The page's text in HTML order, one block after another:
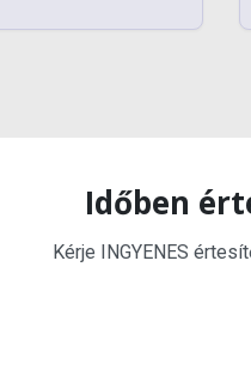
Időben
Kérje INGYENES